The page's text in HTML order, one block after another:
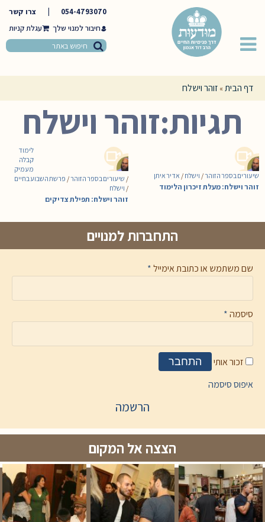
054-4793070
צרו קשר
חיבור למנוי שלך
דף הבית» זוהר וישלח
תגיות:זוהר וישלח
לימוד
קבלה
מעמיק
/ שיעורים בספר הזוהר/ פרשת השבוע בחיים
/ וישלח
זוהר וישלח: תפילת צדיקים
שיעורים בספר הזוהר/ וישלח / אדיר איתן
זוהר וישלח: מעלת זיכרון הלימוד
התחברות למנויים
שם משתמש או כתובת אימייל*
סיסמה*
זכור אותי התחבר
איפוס סיסמה
הרשמה
הצצה אל המקום